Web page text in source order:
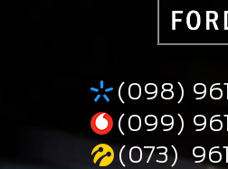
(098)
(099)
(073)